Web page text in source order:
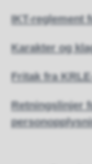
IKT-reglement
Karakter og
Fritak fra
Retningslinjer